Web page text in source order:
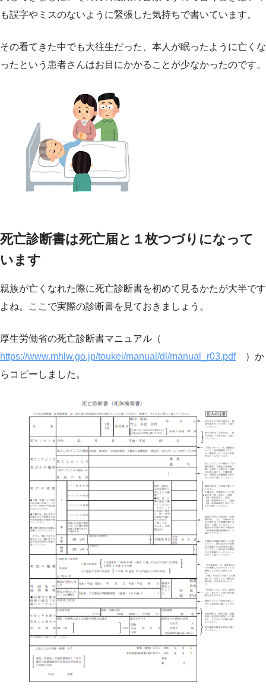
も誤字やミスのないように緊張した気持ちで書いています。
その看てきた中でも大往生だった、本人が眠ったように亡くな
ったという患者さんはお目にかかることが少なかったのです。
死亡診断書は死亡届と１枚つづりになって
います
親族が亡くなれた際に死亡診断書を初めて見るかたが大半です
よね。ここで実際の診断書を見ておきましょう。
厚生労働省の死亡診断書マニュアル（
https://www.mhlw.go.jp/toukei/manual/dl/manual_r03.pdf）か
らコピーしました。